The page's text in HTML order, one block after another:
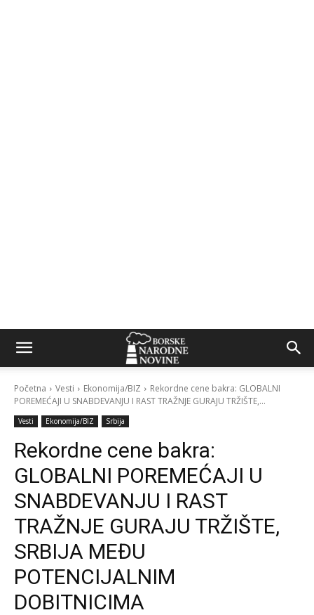
Početna Vesti Ekonomija/BIZ
Rekordne cene bakra: GLOBALNI
POREMEĆAJI U SNABDEVANJU I RAST TRAŽNJE GURAJU TRŽIŠTE,...
Vesti Ekonomija/BIZ Srbija
Rekordne cene bakra:
GLOBALNI POREMEĆAJI U
SNABDEVANJU I RAST
TRAŽNJE GURAJU TRŽIŠTE,
SRBIJA MEĐU
POTENCIJALNIM
DOBITNICIMA